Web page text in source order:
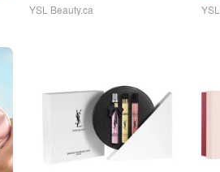
YSL Beauty.ca